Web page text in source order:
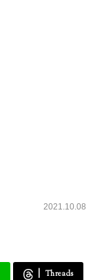
2021.10.08
Threads